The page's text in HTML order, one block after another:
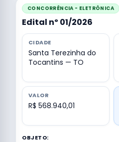
CONCORRÊNCIA - ELETRÔNICA
Edital nº 01/2026
CIDADE
Santa Terezinha do
Tocantins — TO
VALOR
R$ 568.940,01
OBJETO: